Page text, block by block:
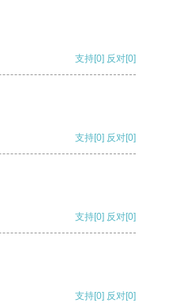
支持[0] 反对[0]
支持[0] 反对[0]
支持[0] 反对[0]
支持[0] 反对[0]